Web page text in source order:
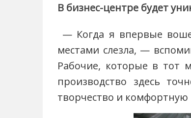
В бизнес-центре будет
— Когда я впервые
местами слезла, —
Рабочие, которые в тот
производство здесь
творчество и